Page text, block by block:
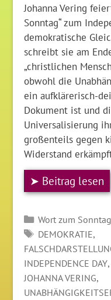
Johanna Vering
Sonntag“ zum
demokratische
schreibt sie am
„christlichen
obwohl die
ein aufklärerisch-
Dokument ist und
Universalisierung
großenteils gegen
Widerstand
➤ Beitrag lesen
Kategorien
Wort zum Sonntag
SCHLAGWÖRTER
DEMOKRATIE,
INDEPENDENCE DAY,
JOHANNA VERING,